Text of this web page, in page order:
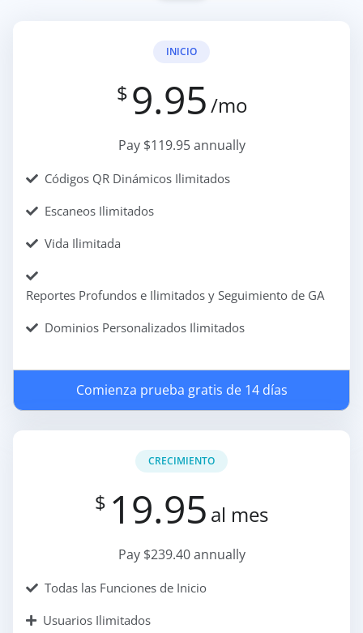
INICIO
$ 9.95/mo
Pay $119.95 annually
Códigos QR Dinámicos Ilimitados
Escaneos Ilimitados
Vida Ilimitada
Reportes Profundos e Ilimitados y Seguimiento de GA
Dominios Personalizados Ilimitados
Comienza prueba gratis de 14 días
CRECIMIENTO
$ 19.95 al mes
Pay $239.40 annually
Todas las Funciones de Inicio
Usuarios Ilimitados